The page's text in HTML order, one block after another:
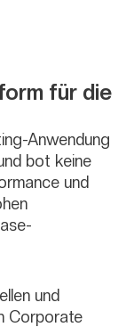
für die
Anwendung
bot keine
und
und
Corporate